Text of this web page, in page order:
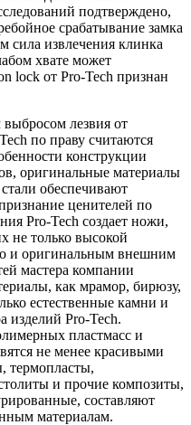
подтверждено,
срабатывание замка
сила извлечения клинка
хвате может
lock от Pro-Tech признан
лезвия от
по праву считаются
конструкции
оригинальные материалы
обеспечивают
ценителей по
Pro-Tech создает ножи,
не только высокой
и оригинальным внешним
мастера компании
как мрамор, бирюзу,
естественные камни и
изделий Pro-Tech.
пластмасс и
не менее красивыми
термопласты,
и прочие композиты,
составляют
материалам.